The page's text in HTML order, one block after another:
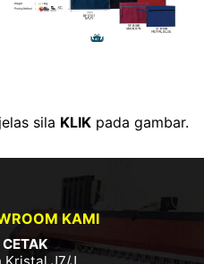
sila KLIKpada gambar.
KAMI
J7/J,